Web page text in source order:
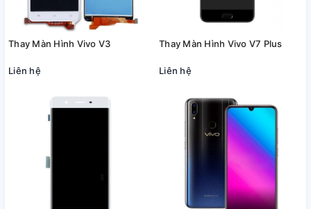
Thay Màn Hình Vivo V3
Liên hệ
Thay Màn Hình Vivo V7 Plus
Liên hệ